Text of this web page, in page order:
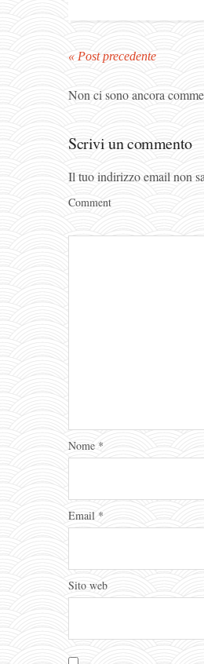
« Post precedente
Non ci sono ancora
Scrivi un commento
Il tuo indirizzo email non
Comment
Nome *
Email *
Sito web